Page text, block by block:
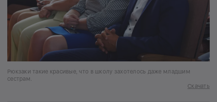
Рюкзаки такие красивые, что в школу захотелось даже младшим
сестрам.
Скачать